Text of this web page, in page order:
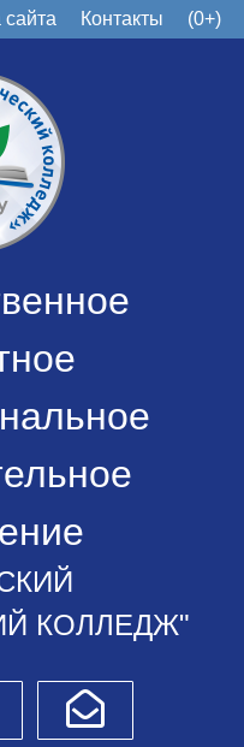
сайта Контакты (0+)
КОЛЛЕДЖ"
Написать обращение